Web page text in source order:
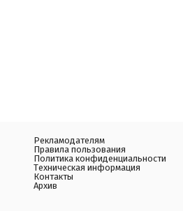
Рекламодателям
Правила пользования
Политика конфиденциальности
Техническая информация
Контакты
Архив